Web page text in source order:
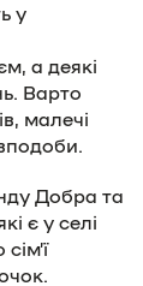
у
а деякі
Варто
малечі
Добра та
є у селі